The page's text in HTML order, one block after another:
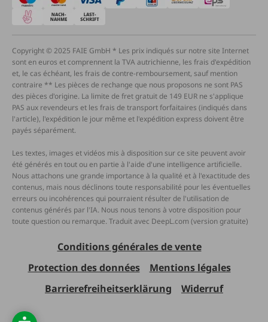
Copyright © 2025 FAIE GmbH * Les prix indiqués sur notre site Internet
sont en euros et comprennent la TVA autrichienne, les frais d'expédition
et, le cas échéant, les frais de contre-remboursement, sauf mention
contraire ** Les pièces de rechange que nous proposons ne sont PAS
des pièces d'origine. La limite de fret gratuit de 149 EUR ne s'applique
PAS aux revendeurs et les frais de transport forfaitaires (indiqués dans
l'article), l'expédition le jour même et l'expédition express doivent être
payés séparément.
Les textes, images et vidéos mis à disposition sur ce site peuvent avoir
été générés en tout ou en partie à l'aide d'une intelligence artificielle.
Nous attachons une grande importance à la qualité et à l'exactitude des
contenus, mais nous déclinons toute responsabilité pour les éventuelles
erreurs ou incohérences qui pourraient résulter de l'utilisation de
contenus générés par l'IA. Nous nous tenons à votre disposition pour
toute question ou remarque. Traduit avec DeepL.com (version gratuite)
Conditions générales de vente
Protection des données
Mentions légales
Barrierefreiheitserklärung
Widerruf